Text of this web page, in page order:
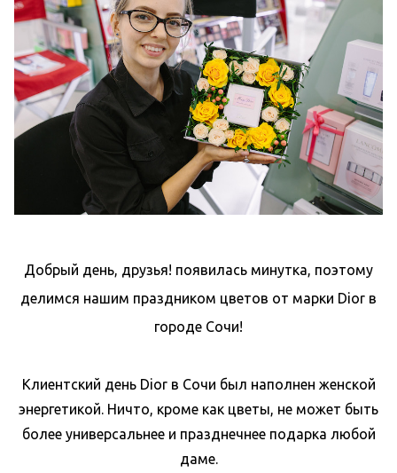
Добрый день, друзья! появилась минутка, поэтому
делимся нашим праздником цветов от марки Dior в
городе Сочи!
Клиентский день Dior в Сочи был наполнен женской
энергетикой. Ничто, кроме как цветы, не может быть
более универсальнее и празднечнее подарка любой
даме.